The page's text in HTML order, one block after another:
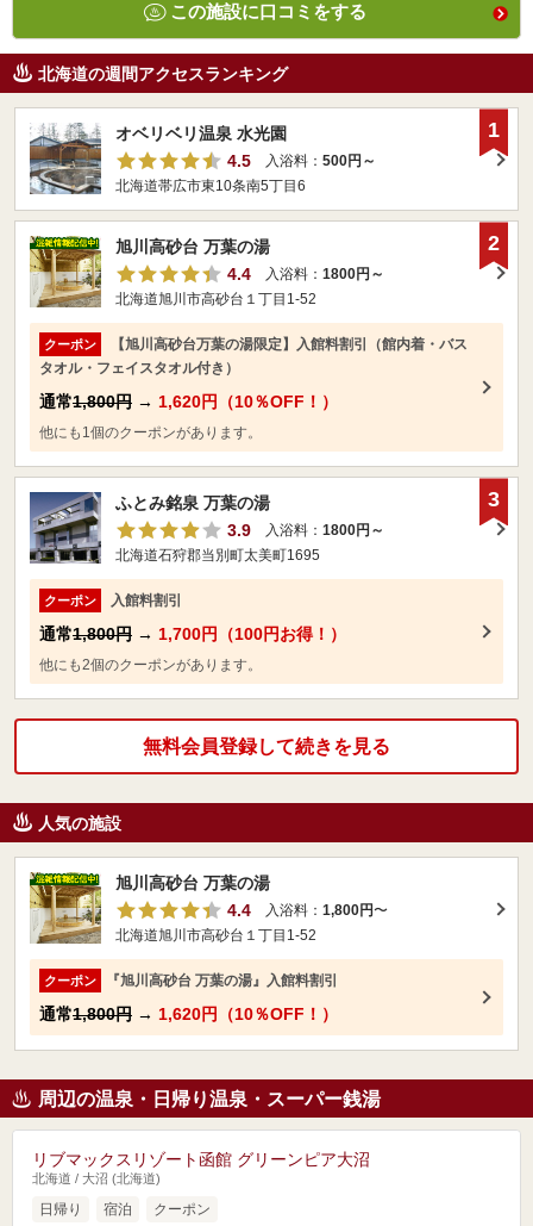
この施設に口コミをする
北海道の週間アクセスランキング
オベリベリ温泉 水光園
4.5
入浴料： 500円～
北海道帯広市東10条南5丁目6
1
旭川高砂台 万葉の湯
4.4
入浴料： 1800円～
北海道旭川市高砂台１丁目1-52
クーポン
【旭川高砂台万葉の湯限定】入館料割引（館内着・バス
タオル・フェイスタオル付き）
通常1,800円 → 1,620円（10％OFF！）
他にも1個のクーポンがあります。
2
ふとみ銘泉 万葉の湯
3.9
入浴料： 1800円～
北海道石狩郡当別町太美町1695
クーポン 入館料割引
通常1,800円 → 1,700円（100円お得！）
他にも2個のクーポンがあります。
3
無料会員登録して続きを見る
人気の施設
旭川高砂台 万葉の湯
4.4
入浴料： 1,800円〜
北海道旭川市高砂台１丁目1-52
クーポン 『旭川高砂台 万葉の湯』入館料割引
通常1,800円 → 1,620円（10％OFF！）
周辺の温泉・日帰り温泉・スーパー銭湯
リブマックスリゾート函館 グリーンピア大沼
北海道 / 大沼 (北海道)
日帰り 宿泊 クーポン